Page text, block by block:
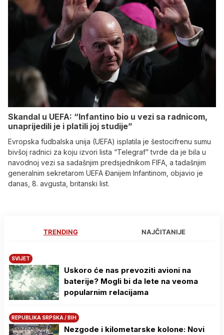
Skandal u UEFA: “Infantino bio u vezi sa radnicom,
unaprijedili je i platili joj studije”
Evropska fudbalska unija (UEFA) isplatila je šestocifrenu sumu
bivšoj radnici za koju izvori lista “Telegraf” tvrde da je bila u
navodnoj vezi sa sadašnjim predsjednikom FIFA, a tadašnjim
generalnim sekretarom UEFA Đanijem Infantinom, objavio je
danas, 8. avgusta, britanski list.
TRENDING NAJČITANIJE
SVIJET
Uskoro će nas prevoziti avioni na
baterije? Mogli bi da lete na veoma
popularnim relacijama
REPUBLIKA SRPSKA / BIH
Nezgode i kilometarske kolone: Novi